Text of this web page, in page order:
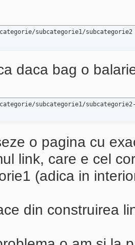
subcategorie1/subcategorie2
daca bag o
categorie/subcategorie1/
o pagina cu
link, care e cel
(adica in
din construirea